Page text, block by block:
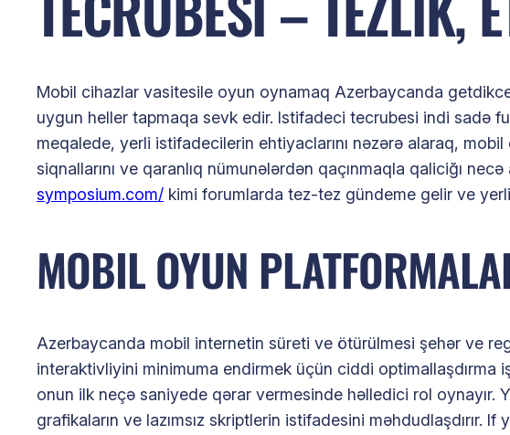
Mobil cihazlar vasitesile oyun oynamaq Azerbaycanda
uygun heller tapmaqa sevk edir. Istifadeci tecrubesi indi sadə
meqalede, yerli istifadecilerin ehtiyaclarını nəzərə alaraq,
siqnallarını ve qaranlıq nümunələrdən qaçınmaqla qaliciğı
symposium.com/ kimi forumlarda tez-tez gündeme gelir ve
MOBIL OYUN
Azerbaycanda mobil internetin süreti ve ötürülmesi şehər ve
interaktivliyini minimuma endirmek üçün ciddi optimallaşdırma
onun ilk neçə saniyede qərar vermesinde həlledici rol oynayır.
grafikaların ve lazımsız skriptlerin istifadesini məhdudlaşdırır.